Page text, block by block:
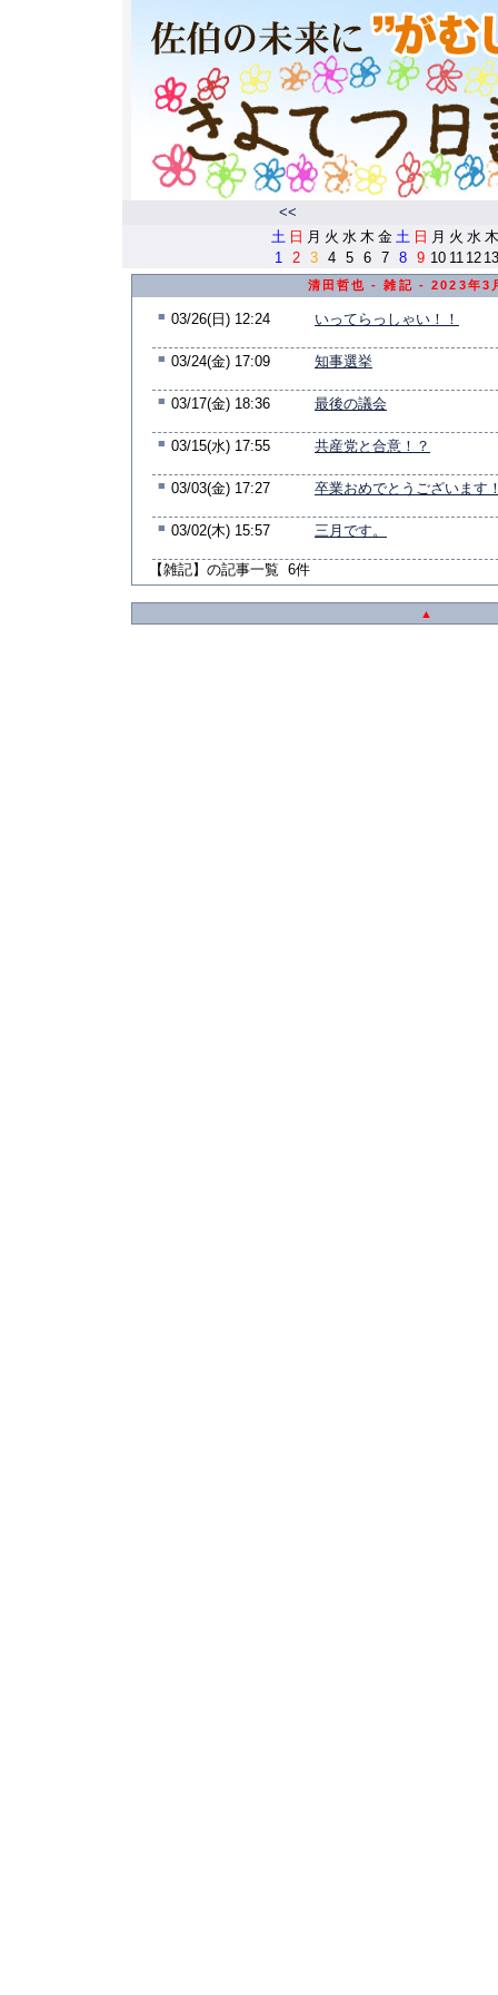
<<
土 日 月 火 水 木 金 土 日 月 火 水 木
1
2 3 4 5 6 7 8 9 10 11 12 13
清田哲也 - 雑記 - 2023年3
■ 03/26(日) 12:24 いってらっしゃい！！
■ 03/24(金) 17:09 知事選挙
■ 03/17(金) 18:36 最後の議会
■ 03/15(水) 17:55 共産党と合意！？
■ 03/03(金) 17:27 卒業おめでとうございます
■ 03/02(木) 15:57 三月です。
【雑記】の記事一覧 6件
▲